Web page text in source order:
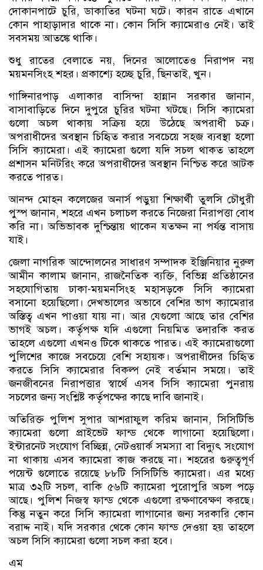
দোকানপাটে চুরি, ডাকাতির ঘটনা ঘটে। কারন রাতে এখানে
কোন পাহাড়াদার থাকে না। কোন সিসি ক্যামেরাও নেই। তাই
সবসময় আতঙ্কে থাকি।
শুধু রাতের বেলাতে নয়, দিনের আলোতেও নিরাপদ নয়
ময়মনসিংহ শহর। প্রকাশ্যে হচ্ছে চুরি, ছিনতাই, খুন।
গাঙ্গিনারপাড় এলাকার বাসিন্দা হান্নান সরকার জানান,
বাসাবাড়িতে দিনে দুপুরে চুরির ঘটনা ঘটছে। সিসি ক্যামেরা
গুলো অচল থাকায় সক্রিয় হয়ে উঠেছে অপরাধী চক্র।
অপরাধীদের অবস্থান চিহৃিত করার সবচেয়ে সহজ ব্যবস্থা হলো
সিসি ক্যামেরা। এই ক্যামেরা গুলো যদি সচল থাকত তাহলে
প্রশাসন মনিটরিং করে অপরাধীদের অবস্থান নিশ্চিত করে আটক
করতে পারত।
আনন্দ মোহন কলেজের অনার্স পড়ুয়া শিক্ষার্থী তুলসি চৌধুরী
পুস্প জানান, শহরে এখন চলাচল করতে নিজেরা নিরাপত্তা বোধ
করি না। অভিভাবক দুশ্চিন্তায় থাকেন যতক্ষন না পর্যন্ত বাসায়
যাই।
জেলা নাগরিক আন্দোলনের সাধারণ সম্পাদক ইঞ্জিনিয়ার নুরুল
আমীন কালাম জানান, রাজনৈতিক ব্যক্তি, বিভিন্ন প্রতিষ্ঠানের
সহযোগিতায় ঢাকা-ময়মনসিংহ মহাসড়কে সিসি ক্যামেরা
বসানো হয়েছিলো। দেখভালের অভাবে বেশির ভাগ ক্যামেরার
অস্তিত্ব এখন পাওয়া যায় না। আর যেগুলো আছে তার বেশির
ভাগই অচল। কর্তৃপক্ষ যদি এগুলো নিয়মিত তদারকি করত
তাহলে এগুলো এখনও টিকে থাকতে পারত। এই ক্যামেরাগুলো
পুলিশের কাজে সবচেয়ে বেশি সহায়ক। অপরাধীদের চিহৃিত
করতে সিসি ক্যামেরার বিকল্প নেই বর্তমান সময়ে। তাই
জনজীবনের নিরাপত্তার স্বার্থে এসব সিসি ক্যামেরা পুনরায়
সচলের জন্য সংশ্লিষ্ট কর্তৃপক্ষের কাছে দাবি জানাই।
অতিরিক্ত পুলিশ সুপার আশরাফুল করিম জানান, সিসিটিভি
ক্যামেরা গুলো প্রাইভেট ফান্ড থেকে লাগানো হয়েছিলো।
ইন্টারনেট সংযোগ বিচ্ছিন্ন, নেটওয়ার্ক সমস্যা বা বিদ্যুৎ সংযোগ
না থাকায় এসব ক্যামেরা কাজ করছে না। শহরের গুরুত্বপূর্ণ
পয়েন্ট গুলোতে রয়েছে ৮৮টি সিসিটিভি ক্যামেরা। এর মধ্যে
মাত্র ৩২টি সচল, বাকি ৫৬টি ক্যামেরা পুরোপুরি অচল পড়ে
আছে। পুলিশ নিজস্ব ফান্ড থেকে এগুলো রক্ষণাবেক্ষণ করছে।
কিন্তু নতুন করে সিসি ক্যামেরা লাগানোর জন্য সরকারি কোন
বরাদ্দ নাই। যদি সরকার থেকে কোন ফান্ড দেওয়া হয় তাহলে
অচল সিসি ক্যামেরা গুলো সচল করা হবে।
এম